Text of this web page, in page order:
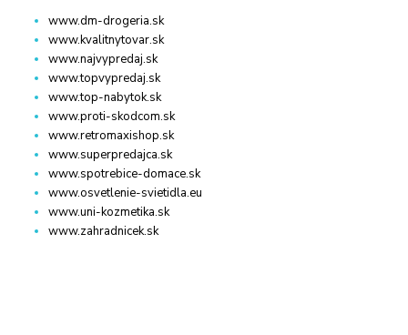
www.dm-drogeria.sk
www.kvalitnytovar.sk
www.najvypredaj.sk
www.topvypredaj.sk
www.top-nabytok.sk
www.proti-skodcom.sk
www.retromaxishop.sk
www.superpredajca.sk
www.spotrebice-domace.sk
www.osvetlenie-svietidla.eu
www.uni-kozmetika.sk
www.zahradnicek.sk